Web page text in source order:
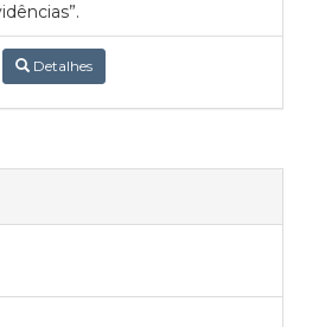
Detalhes